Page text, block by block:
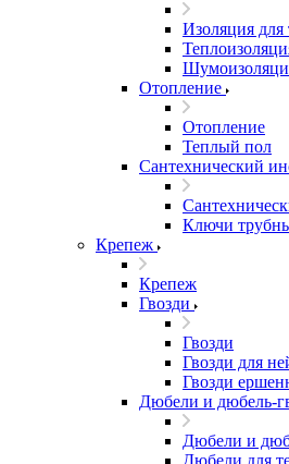
Изоляция для
Отопление
Отопление
Теплый пол
Сантехнический
Ключи
Крепеж
Крепеж
Гвозди
Гвозди
Гвозди для
Гвозди
Дюбели и дюбель-
Дюбели и
Дюбели для